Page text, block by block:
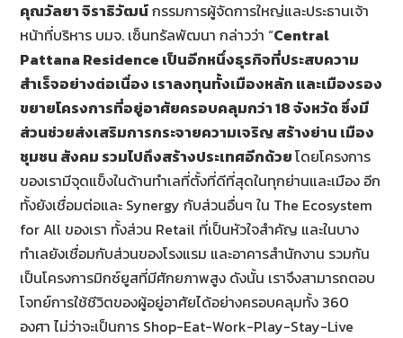
คุณวัลยา จิราธิวัฒน์กรรมการผู้จัดการใหญ่และประธานเจ้า
หน้าที่บริหาร บมจ. เซ็นทรัลพัฒนา กล่าวว่า “Central
Pattana Residence เป็นอีกหนึ่งธุรกิจที่ประสบความ
สำเร็จอย่างต่อเนื่อง เราลงทุนทั้งเมืองหลัก และเมืองรอง
ขยายโครงการที่อยู่อาศัยครอบคลุมกว่า 18 จังหวัด ซึ่งมี
ส่วนช่วยส่งเสริมการกระจายความเจริญ สร้างย่าน เมือง
ชุมชน สังคม รวมไปถึงสร้างประเทศอีกด้วยโดยโครงการ
ของเรามีจุดแข็งในด้านทำเลที่ตั้งที่ดีที่สุดในทุกย่านและเมือง อีก
ทั้งยังเชื่อมต่อและ Synergy กับส่วนอื่นๆ ใน The Ecosystem
for All ของเรา ทั้งส่วน Retail ที่เป็นหัวใจสำคัญ และในบาง
ทำเลยังเชื่อมกับส่วนของโรงแรม และอาคารสำนักงาน รวมกัน
เป็นโครงการมิกซ์ยูสที่มีศักยภาพสูง ดังนั้น เราจึงสามารถตอบ
โจทย์การใช้ชีวิตของผู้อยู่อาศัยได้อย่างครอบคลุมทั้ง 360
องศา ไม่ว่าจะเป็นการ Shop-Eat-Work-Play-Stay-Live